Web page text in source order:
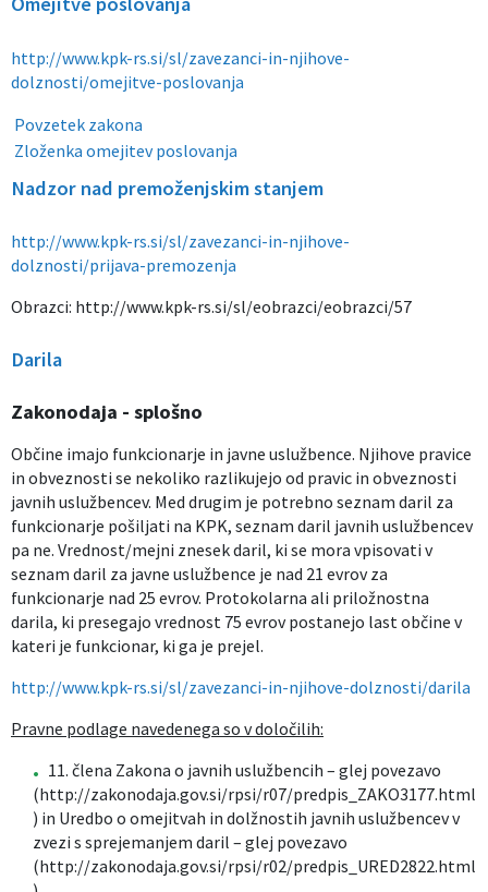
http://www.kpk-rs.si/sl/zavezanci-in-njihove-
dolznosti/omejitve-poslovanja
Povzetek zakona
Zloženka omejitev poslovanja
Nadzor nad premoženjskim stanjem
http://www.kpk-rs.si/sl/zavezanci-in-njihove-
dolznosti/prijava-premozenja
Obrazci: http://www.kpk-rs.si/sl/eobrazci/eobrazci/57
Darila
Zakonodaja - splošno
Občine imajo funkcionarje in javne uslužbence. Njihove pravice
in obveznosti se nekoliko razlikujejo od pravic in obveznosti
javnih uslužbencev. Med drugim je potrebno seznam daril za
funkcionarje pošiljati na KPK, seznam daril javnih uslužbencev
pa ne. Vrednost/mejni znesek daril, ki se mora vpisovati v
seznam daril za javne uslužbence je nad 21 evrov za
funkcionarje nad 25 evrov. Protokolarna ali priložnostna
darila, ki presegajo vrednost 75 evrov postanejo last občine v
kateri je funkcionar, ki ga je prejel.
http://www.kpk-rs.si/sl/zavezanci-in-njihove-dolznosti/darila
Pravne podlage navedenega so v določilih:
11. člena Zakona o javnih uslužbencih – glej povezavo
(http://zakonodaja.gov.si/rpsi/r07/predpis_ZAKO3177.html
) in Uredbo o omejitvah in dolžnostih javnih uslužbencev v
zvezi s sprejemanjem daril – glej povezavo
(http://zakonodaja.gov.si/rpsi/r02/predpis_URED2822.html